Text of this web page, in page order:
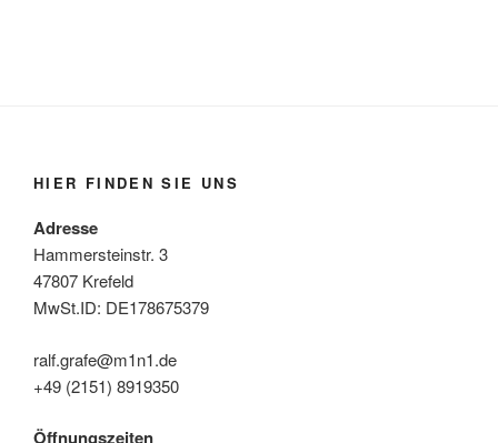
HIER FINDEN SIE UNS
Adresse
Hammersteinstr. 3
47807 Krefeld
MwSt.ID: DE178675379
ralf.grafe@m1n1.de
+49 (2151) 8919350
Öffnungszeiten